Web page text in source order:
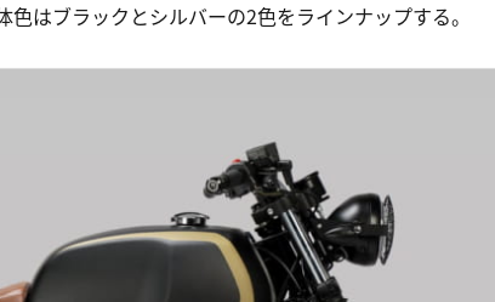
はブラックとシルバーの2色をラインナップする。